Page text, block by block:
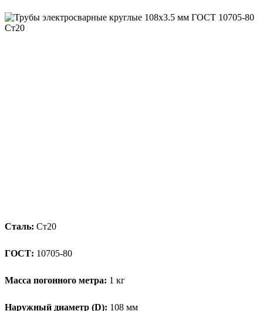
Сталь: Ст20
ГОСТ: 10705-80
Масса погонного метра: 1 кг
Наружный диаметр (D): 108 мм